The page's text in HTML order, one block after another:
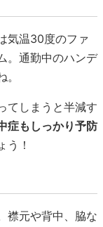
気温30度のファ
。通勤中のハンデ
てしまうと半減す
症もしっかり予防
う！
襟元や背中、脇な